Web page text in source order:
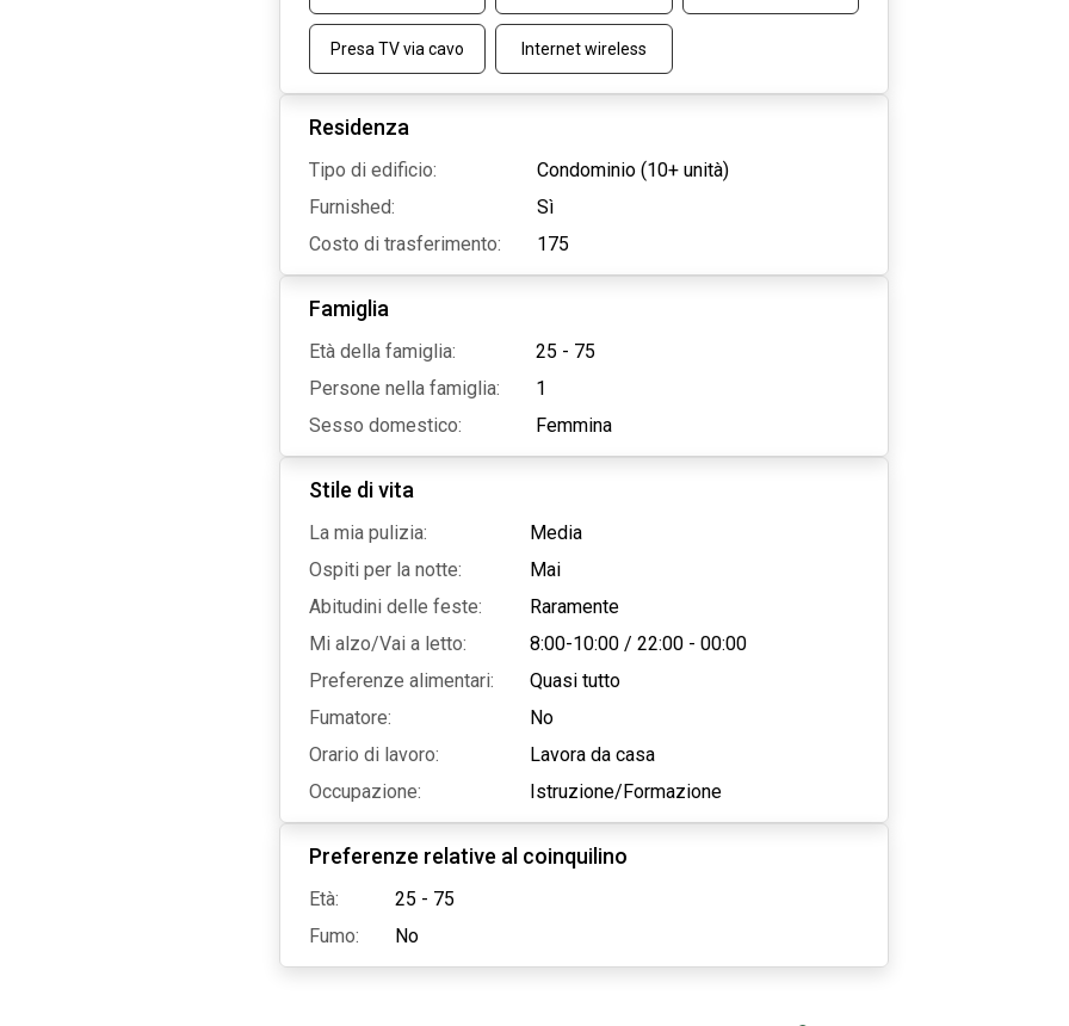
Presa TV via cavo Internet wireless
Residenza
Tipo di edificio:
Condominio (10+ unità)
Furnished:
Sì
Costo di trasferimento:
175
Famiglia
Età della famiglia:
25 - 75
Persone nella famiglia:
1
Sesso domestico:
Femmina
Stile di vita
La mia pulizia:
Media
Ospiti per la notte:
Mai
Abitudini delle feste:
Raramente
Mi alzo/Vai a letto:
8:00-10:00 / 22:00 - 00:00
Preferenze alimentari:
Quasi tutto
Fumatore:
No
Orario di lavoro:
Lavora da casa
Occupazione:
Istruzione/Formazione
Preferenze relative al coinquilino
Età:
25 - 75
Fumo:
No